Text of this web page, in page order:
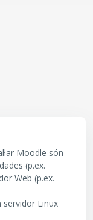
Moodle són
(p.ex.
Web (p.ex.
Linux